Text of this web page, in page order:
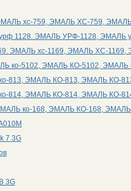
хс-759, ЭМАЛЬ ХС-759,
1128. ЭМАЛЬ УРФ-1128,
ЭМАЛЬ хс-1169, ЭМАЛЬ ХС-
ко-5102, ЭМАЛЬ КО-5102,
813, ЭМАЛЬ КО-813, ЭМАЛЬ КО-
814, ЭМАЛЬ КО-814, ЭМАЛЬ КО-
ко-168, ЭМАЛЬ КО-168,
7 3G
3G